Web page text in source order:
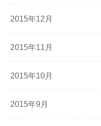
2015年12月
2015年11月
2015年10月
2015年9月